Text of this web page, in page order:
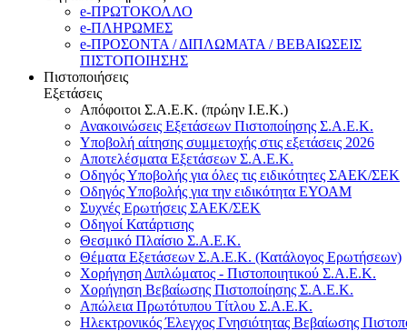
e-ΠΡΩΤΟΚΟΛΛΟ
e-ΠΛΗΡΩΜΕΣ
e-ΠΡΟΣΟΝΤΑ / ΔΙΠΛΩΜΑΤΑ / ΒΕΒΑΙΩΣΕΙΣ
ΠΙΣΤΟΠΟΙΗΣΗΣ
Πιστοποιήσεις
Εξετάσεις
Απόφοιτοι Σ.Α.Ε.Κ. (πρώην Ι.Ε.Κ.)
Ανακοινώσεις Εξετάσεων Πιστοποίησης Σ.Α.Ε.Κ.
Υποβολή αίτησης συμμετοχής στις εξετάσεις 2026
Αποτελέσματα Εξετάσεων Σ.Α.Ε.Κ.
Οδηγός Υποβολής για όλες τις ειδικότητες ΣΑΕΚ/ΣΕΚ
Οδηγός Υποβολής για την ειδικότητα ΕΥΟΑΜ
Συχνές Ερωτήσεις ΣΑΕΚ/ΣΕΚ
Οδηγοί Κατάρτισης
Θεσμικό Πλαίσιο Σ.Α.Ε.Κ.
Θέματα Εξετάσεων Σ.Α.Ε.Κ. (Κατάλογος Ερωτήσεων)
Χορήγηση Διπλώματος - Πιστοποιητικού Σ.Α.Ε.Κ.
Χορήγηση Βεβαίωσης Πιστοποίησης Σ.Α.Ε.Κ.
Απώλεια Πρωτότυπου Τίτλου Σ.Α.Ε.Κ.
Ηλεκτρονικός Έλεγχος Γνησιότητας Βεβαίωσης